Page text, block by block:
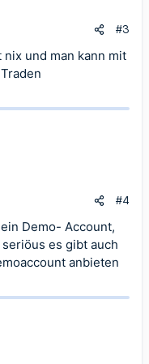
#3
nix und man kann mit
#4
Demo- Account,
es gibt auch
anbieten